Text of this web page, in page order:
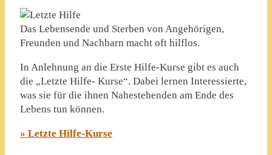
Das Lebensende und Sterben von Angehörigen,
Freunden und Nachbarn macht oft hilflos.
In Anlehnung an die Erste Hilfe-Kurse gibt es auch
die „Letzte Hilfe- Kurse“. Dabei lernen Interessierte,
was sie für die ihnen Nahestehenden am Ende des
Lebens tun können.
» Letzte Hilfe-Kurse